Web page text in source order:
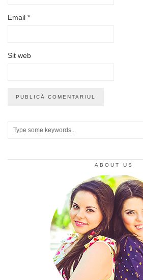
Email *
Sit web
ABOUT US